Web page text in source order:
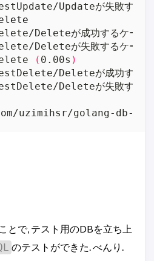
Updateが失敗する
( 0.00s )
Deleteが成功する
Deleteが失敗する
とで, テスト用のDBを立ち上
のテストができた. べんり.